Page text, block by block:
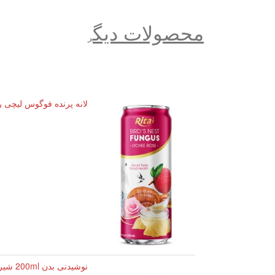
محصولات دیگر
لانه پرنده فوگوس لیچی رز - ۳۳۰
نوشیدنی بدن 200ml شیر بادام